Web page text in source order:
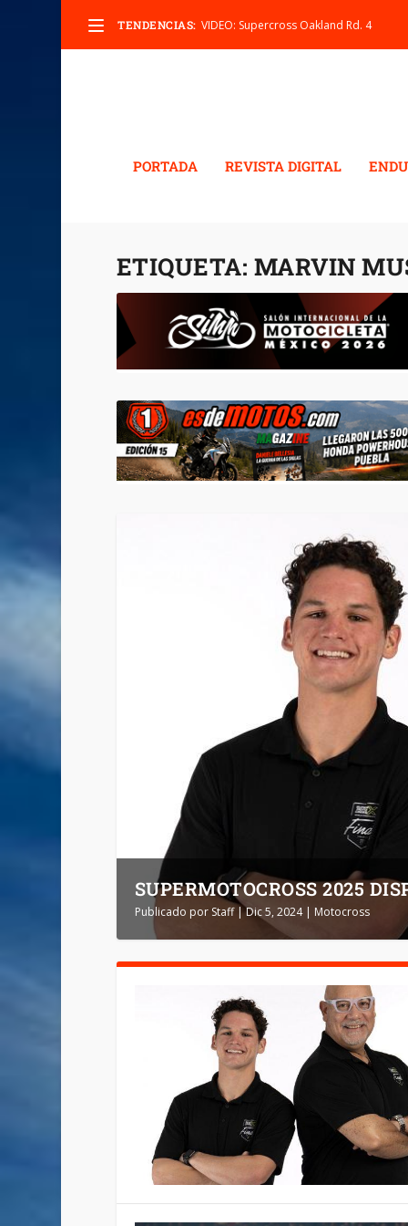
TENDENCIAS: VIDEO: Supercross Oakland Rd. 4
PORTADA REVISTA DIGITAL
ETIQUETA: MARVIN
SUPERMOTOCROSS 2025
Publicado por Staff|Dic 5, 2024| Motocross